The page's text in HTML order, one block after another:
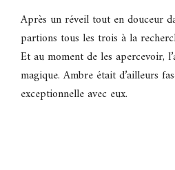
Après un réveil tout en douceur
partions tous les trois à la
Et au moment de les apercevoir,
magique. Ambre était d’ailleurs
exceptionnelle avec eux.